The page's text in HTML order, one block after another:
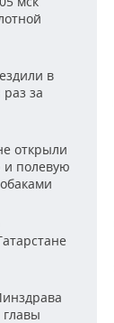
в
за
открыли
и полевую